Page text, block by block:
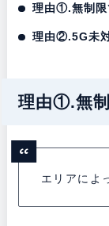
理由①.無制限
理由②.5G未
理由①.無
エリアによ